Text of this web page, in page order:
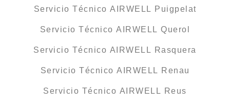
Servicio Técnico AIRWELL Puigpelat
Servicio Técnico AIRWELL Querol
Servicio Técnico AIRWELL Rasquera
Servicio Técnico AIRWELL Renau
Servicio Técnico AIRWELL Reus